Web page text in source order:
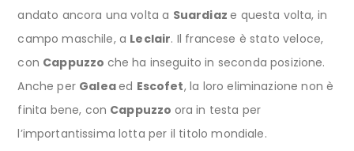
andato ancora una volta a Suardiaze questa volta, in
campo maschile, a Leclair. Il francese è stato veloce,
con Cappuzzo che ha inseguito in seconda posizione.
Anche per Galeaed Escofet, la loro eliminazione non è
finita bene, con Cappuzzo ora in testa per
l’importantissima lotta per il titolo mondiale.